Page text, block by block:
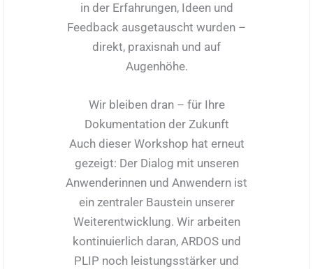
in der Erfahrungen, Ideen und
Feedback ausgetauscht wurden –
direkt, praxisnah und auf
Augenhöhe.
Wir bleiben dran – für Ihre
Dokumentation der Zukunft
Auch dieser Workshop hat erneut
gezeigt: Der Dialog mit unseren
Anwenderinnen und Anwendern ist
ein zentraler Baustein unserer
Weiterentwicklung. Wir arbeiten
kontinuierlich daran, ARDOS und
PLIP noch leistungsstärker und